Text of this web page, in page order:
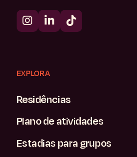
EXPLORA
Residências
Plano de atividades
Estadias para grupos